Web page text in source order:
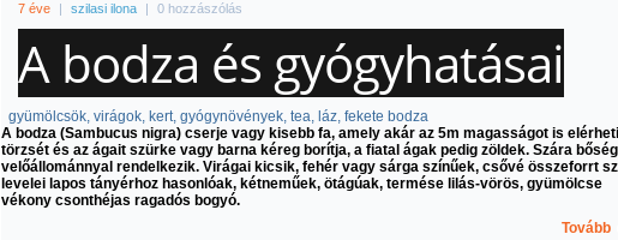
7 éve | szilasi ilona | 0 hozzászólás
A bodza és gyógyhatásai
gyümölcsök, virágok, kert, gyógynövények, tea, láz, fekete bodza
A bodza (Sambucus nigra) cserje vagy kisebb fa, amely akár az 5m magasságot is
törzsét és az ágait szürke vagy barna kéreg borítja, a fiatal ágak pedig zöldek. Szára
velőállománnyal rendelkezik. Virágai kicsik, fehér vagy sárga színűek, csővé összeforrt
levelei lapos tányérhoz hasonlóak, kétneműek, ötágúak, termése lilás-vörös, gyümölcse
vékony csonthéjas ragadós bogyó.
Tovább